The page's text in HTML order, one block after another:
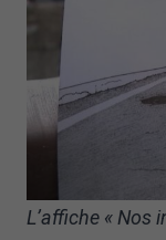
L’affiche « Nos